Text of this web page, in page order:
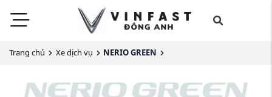
Trang chủ Xe dịch vụ NERIO GREEN